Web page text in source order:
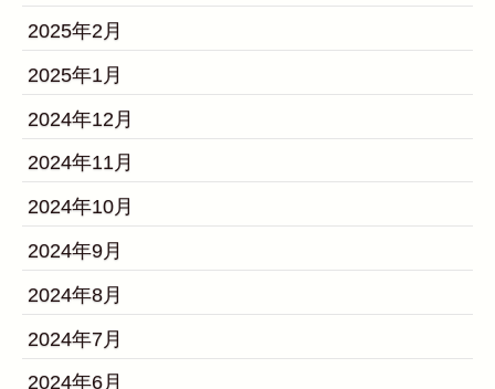
2025年2月
2025年1月
2024年12月
2024年11月
2024年10月
2024年9月
2024年8月
2024年7月
2024年6月